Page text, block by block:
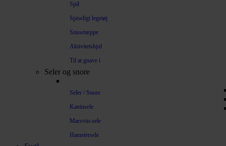
Spil
Spiseligt legetøj
Snusetæppe
Aktivitetshjul
Til at gnave i
Seler og snore
Seler / Snore
Kaninsele
Marsvin-sele
Hamstersele